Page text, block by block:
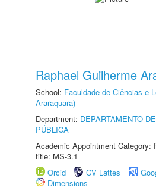
Raphael Guilherme
School: Faculdade de Ciências e
Araraquara)
Department: DEPARTAMENTO
PÚBLICA
Academic Appointment Category:
title: MS-3.1
Orcid
CV Lattes
Dimensions